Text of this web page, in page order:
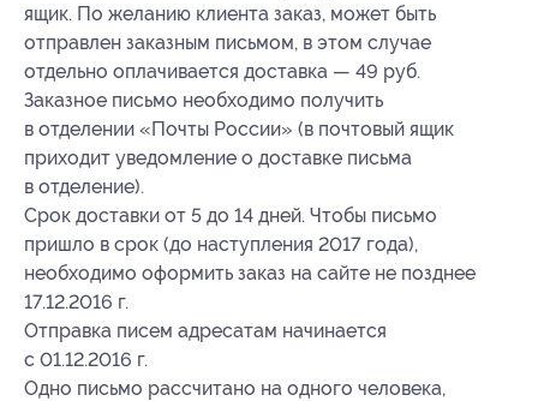
ящик. По желанию клиента заказ, может быть
отправлен заказным письмом, в этом случае
отдельно оплачивается доставка — 49 руб.
Заказное письмо необходимо получить
в отделении «Почты России» (в почтовый ящик
приходит уведомление о доставке письма
в отделение).
Срок доставки от 5 до 14 дней. Чтобы письмо
пришло в срок (до наступления 2017 года),
необходимо оформить заказ на сайте не позднее
17.12.2016 г.
Отправка писем адресатам начинается
с 01.12.2016 г.
Одно письмо рассчитано на одного человека,